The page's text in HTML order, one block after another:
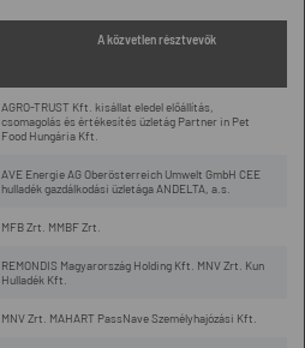
A közvetlen résztvevők
AGRO-TRUST Kft. kisállat eledel előállítás,
csomagolás és értékesítés üzletág Partner in Pet
Food Hungária Kft.
AVE Energie AG Oberösterreich Umwelt GmbH CEE
hulladék gazdálkodási üzletága ANDELTA, a.s.
MFB Zrt. MMBF Zrt.
REMONDIS Magyarország Holding Kft. MNV Zrt. Kun
Hulladék Kft.
MNV Zrt. MAHART PassNave Személyhajózási Kft.